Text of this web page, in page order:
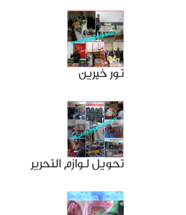
تور خیرین
تحویل لوازم التحریر